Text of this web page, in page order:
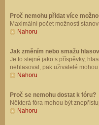
Proč nemohu přidat více
Maximální počet možností
Nahoru
Jak změním nebo smažu
Je to stejné jako s příspěvky,
nehlasoval, pak uživatelé
Nahoru
Proč se nemohu dostat k fóru?
Některá fóra mohou být
Nahoru